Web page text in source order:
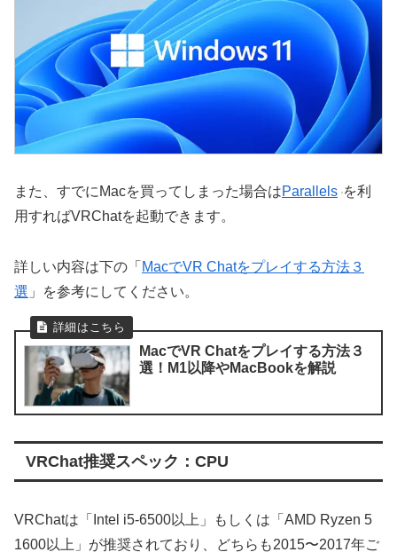
また、すでにMacを買ってしまった場合はParallels を利
用すればVRChatを起動できます。
詳しい内容は下の「 MacでVR Chatをプレイする方法３
選 」を参考にしてください。
MacでVR Chatをプレイする方法３
選！M1以降やMacBookを解説
VRChat推奨スペック：CPU
VRChatは「Intel i5-6500以上」もしくは「AMD Ryzen 5
1600以上」が推奨されており、どちらも2015〜2017年ご